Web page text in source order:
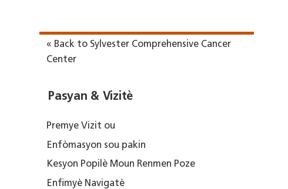
« Back to Sylvester Comprehensive Cancer
Center
Pasyan & Vizitè
Premye Vizit ou
Enfòmasyon sou pakin
Kesyon Popilè Moun Renmen Poze
Enfimyè Navigatè